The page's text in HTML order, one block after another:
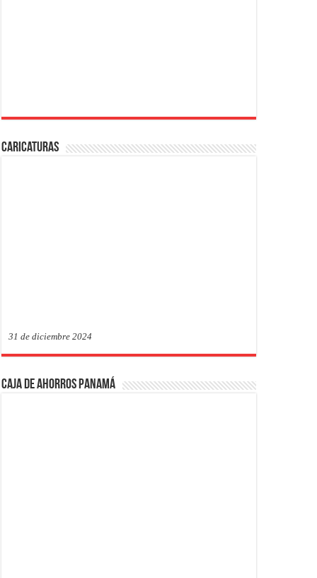
Caricaturas
31 de diciembre 2024
Caja de Ahorros Panamá